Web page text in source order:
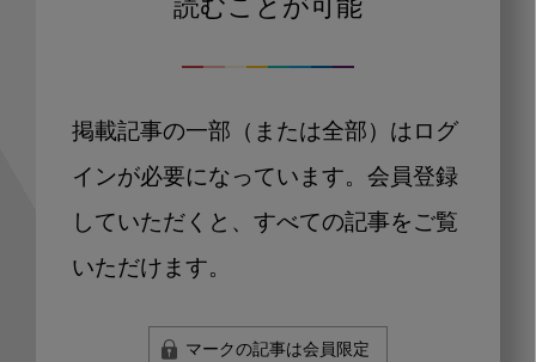
読むことが可能
掲載記事の一部（または全部）はログ
インが必要になっています。会員登録
していただくと、すべての記事をご覧
いただけます。
マークの記事は会員限定